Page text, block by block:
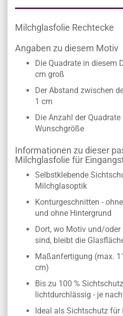
Milchglasfolie Rechtecke
Angaben zu diesem Motiv
Die Quadrate in diesem
cm groß
Der Abstand zwischen
1 cm
Die Anzahl der
Wunschgröße
Informationen zu dieser
Milchglasfolie für
Selbstklebende
Milchglasoptik
Konturgeschnitten -
und ohne Hintergrund
Dort, wo Motiv und/oder
sind, bleibt die
Maßanfertigung (max.
cm)
Bis zu 100 %
lichtdurchlässig - je
Ideal als Sichtschutz für